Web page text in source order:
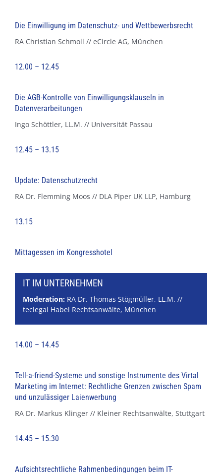
Die Einwilligung im Datenschutz- und Wettbewerbsrecht
RA Christian Schmoll // eCircle AG, München
12.00 – 12.45
Die AGB-Kontrolle von Einwilligungsklauseln in
Datenverarbeitungen
Ingo Schöttler, LL.M. // Universität Passau
12.45 – 13.15
Update: Datenschutzrecht
RA Dr. Flemming Moos // DLA Piper UK LLP, Hamburg
13.15
Mittagessen im Kongresshotel
IT IM UNTERNEHMEN
Moderation:RA Dr. Thomas Stögmüller, LL.M. //
teclegal Habel Rechtsanwälte, München
14.00 – 14.45
Tell-a-friend-Systeme und sonstige Instrumente des Virtal
Marketing im Internet: Rechtliche Grenzen zwischen Spam
und unzulässiger Laienwerbung
RA Dr. Markus Klinger // Kleiner Rechtsanwälte, Stuttgart
14.45 – 15.30
Aufsichtsrechtliche Rahmenbedingungen beim IT-